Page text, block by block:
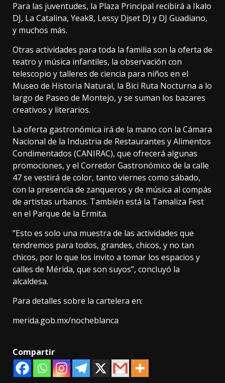
Para las juventudes, la Plaza Principal recibirá a Ikalo
DJ, La Catalina, Yeak8, Lessy Djset DJ y DJ Guadiano,
y muchos más.
Otras actividades para toda la familia son la oferta de
teatro y música infantiles, la observación con
telescopio y talleres de ciencia para niños en el
Museo de Historia Natural, la Bici Ruta Nocturna a lo
largo de Paseo de Montejo, y se suman los bazares
creativos y literarios.
La oferta gastronómica irá de la mano con la Cámara
Nacional de la Industria de Restaurantes y Alimentos
Condimentados (CANIRAC), que ofrecerá algunas
promociones, y el Corredor Gastronómico de la calle
47 se vestirá de color, tanto viernes como sábado,
con la presencia de zanqueros y de música al compás
de artistas urbanos. También está la Tamaliza Fest
en el Parque de la Ermita.
“Esto es solo una muestra de las actividades que
tendremos para todos, grandes, chicos, y no tan
chicos, por lo que los invito a tomar los espacios y
calles de Mérida, que son suyos”, concluyó la
alcaldesa.
Para detalles sobre la cartelera en:
merida.gob.mx/nocheblanca
Compartir